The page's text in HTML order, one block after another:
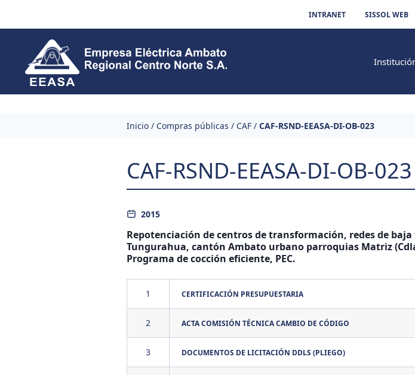
INTRANET SISSOL WEB
Inicio / Compras públicas / CAF / CAF-RSND-EEASA-DI-OB-023
CAF-RSND-EEASA-DI-OB-023
2015
Repotenciación de centros de transformación, redes de
Tungurahua, cantón Ambato urbano parroquias Matriz
Programa de cocción eficiente, PEC.
1 CERTIFICACIÓN PRESUPUESTARIA
2 ACTA COMISIÓN TÉCNICA CAMBIO DE CÓDIGO
3 DOCUMENTOS DE LICITACIÓN DDLS (PLIEGO)